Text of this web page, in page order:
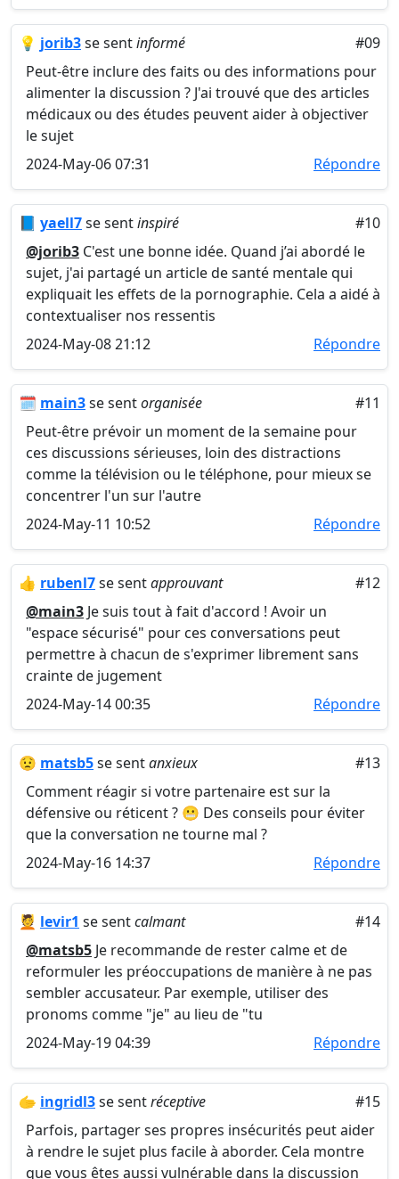
💡 jorib3se sentinformé
#09
Peut-être inclure des faits ou des informations pour
alimenter la discussion ? J'ai trouvé que des articles
médicaux ou des études peuvent aider à objectiver
le sujet
2024-May-06 07:31
Répondre
📘 yaell7se sentinspiré
#10
@jorib3 C'est une bonne idée. Quand j’ai abordé le
sujet, j'ai partagé un article de santé mentale qui
expliquait les effets de la pornographie. Cela a aidé à
contextualiser nos ressentis
2024-May-08 21:12
Répondre
🗓️ main3se sentorganisée
#11
Peut-être prévoir un moment de la semaine pour
ces discussions sérieuses, loin des distractions
comme la télévision ou le téléphone, pour mieux se
concentrer l'un sur l'autre
2024-May-11 10:52
Répondre
👍 rubenl7se sentapprouvant
#12
@main3 Je suis tout à fait d'accord ! Avoir un
"espace sécurisé" pour ces conversations peut
permettre à chacun de s'exprimer librement sans
crainte de jugement
2024-May-14 00:35
Répondre
😟 matsb5se sentanxieux
#13
Comment réagir si votre partenaire est sur la
défensive ou réticent ? 😬 Des conseils pour éviter
que la conversation ne tourne mal ?
2024-May-16 14:37
Répondre
💆 levir1 se sentcalmant
#14
@matsb5 Je recommande de rester calme et de
reformuler les préoccupations de manière à ne pas
sembler accusateur. Par exemple, utiliser des
pronoms comme "je" au lieu de "tu
2024-May-19 04:39
Répondre
🫱 ingridl3se sentréceptive
#15
Parfois, partager ses propres insécurités peut aider
à rendre le sujet plus facile à aborder. Cela montre
que vous êtes aussi vulnérable dans la discussion